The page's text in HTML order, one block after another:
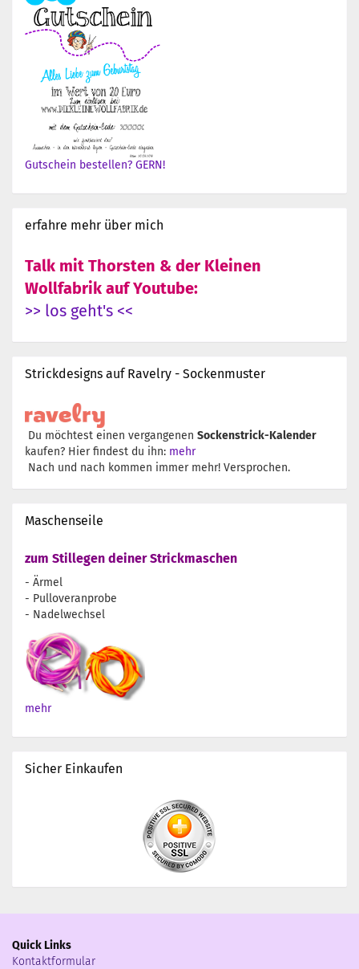
Gutschein bestellen? GERN!
erfahre mehr über mich
Talk mit Thorsten & der Kleinen
Wollfabrik auf Youtube:
>> los geht's <<
Strickdesigns auf Ravelry - Sockenmuster
Du möchtest einen vergangenen Sockenstrick-Kalender
kaufen? Hier findest du ihn: mehr
Nach und nach kommen immer mehr! Versprochen.
Maschenseile
zum Stillegen deiner Strickmaschen
- Ärmel
- Pulloveranprobe
- Nadelwechsel
mehr
Sicher Einkaufen
Quick Links
Kontaktformular